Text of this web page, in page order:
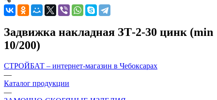
Задвижка накладная ЗТ-2-30 цинк (min
10/200)
СТРОЙБАТ – интернет-магазин в Чебоксарах
—
Каталог продукции
—